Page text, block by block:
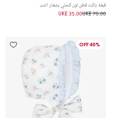
قبعة باكت قطن لون كحلي بشعار الدب
UK£ 70.00
UK£ 35.00
40% OFF